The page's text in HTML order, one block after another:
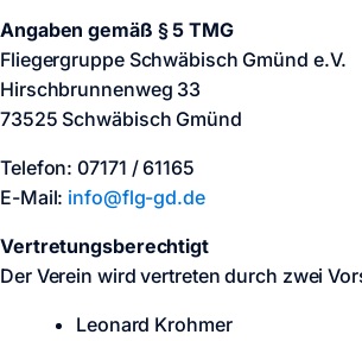
Angaben gemäß § 5 TMG
Fliegergruppe Schwäbisch Gmünd e.V.
Hirschbrunnenweg 33
73525 Schwäbisch Gmünd
Telefon: 07171 / 61165
E-Mail: info@flg-gd.de
Vertretungsberechtigt
Der Verein wird vertreten durch zwei
Leonard Krohmer